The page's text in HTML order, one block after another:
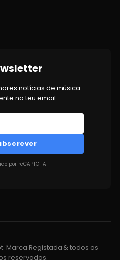
notícias de música
no teu email.
por reCAPTCHA
Marca Registada & todos os
reservados.